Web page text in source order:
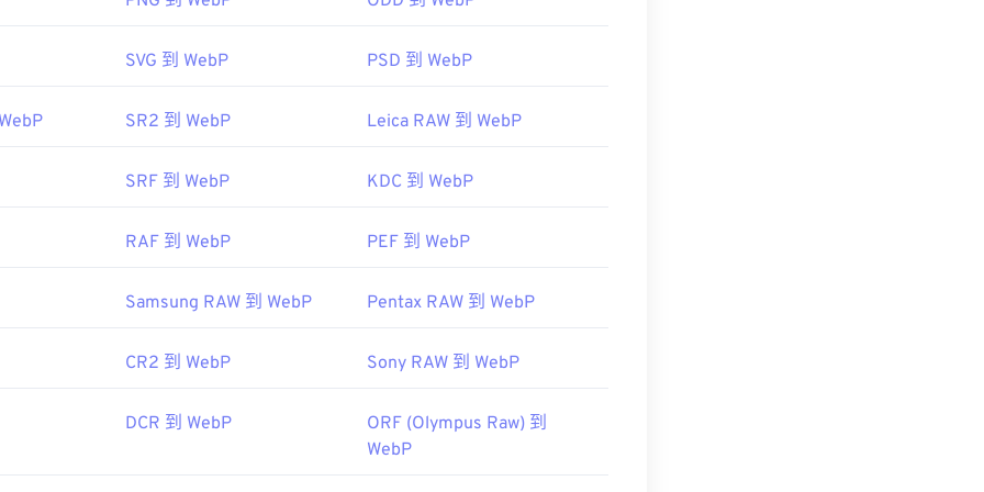
wiki/JPEG_File_Interchange_Format
年 9 月
於 WebP 的文章壓縮
SVG 到 WebP PSD 到 WebP
SR2 到 WebP Leica RAW 到 WebP
SRF 到 WebP KDC 到 WebP
RAF 到 WebP PEF 到 WebP
Samsung RAW 到 WebP Pentax RAW 到 WebP
CR2 到 WebP Sony RAW 到 WebP
DCR 到 WebP
ORF (Olympus Raw) 到
WebP